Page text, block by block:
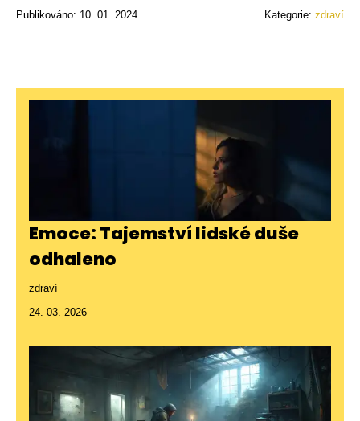
Publikováno: 10. 01. 2024 Kategorie: zdraví
Emoce: Tajemství lidské duše
odhaleno
zdraví
24. 03. 2026